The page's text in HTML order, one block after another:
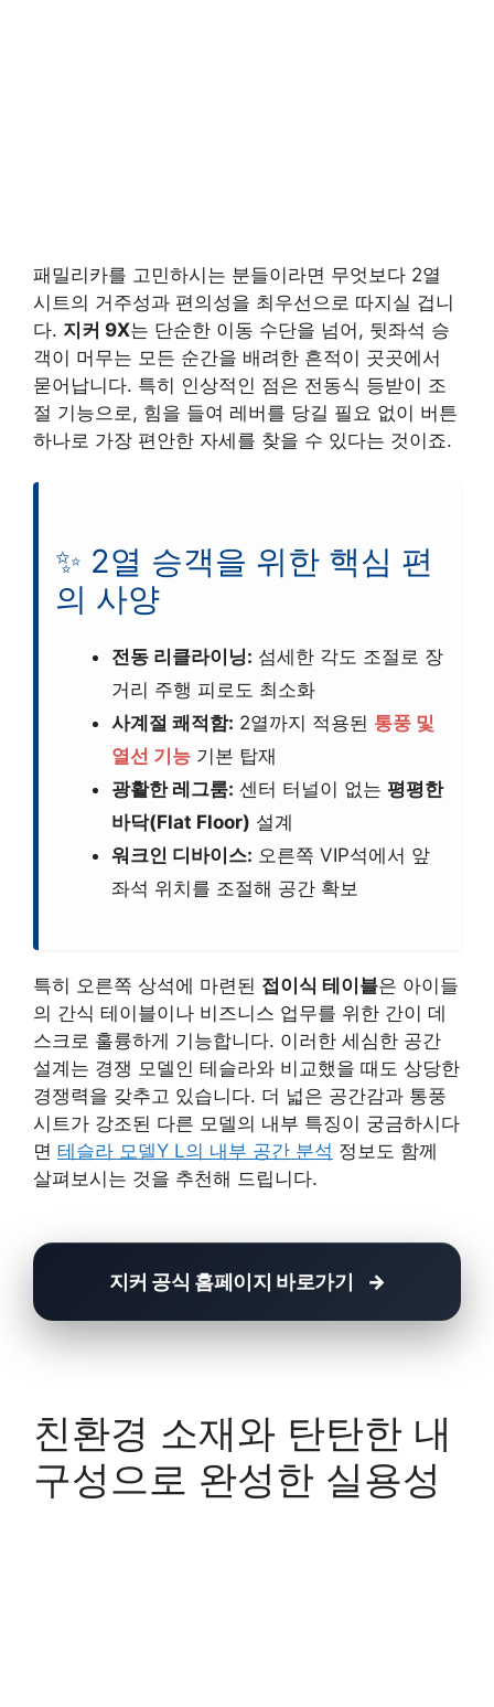
패밀리카를 고민하시는 분들이라면 무엇보다 2열
시트의 거주성과 편의성을 최우선으로 따지실 겁니
다. 지커 9X는 단순한 이동 수단을 넘어, 뒷좌석 승
객이 머무는 모든 순간을 배려한 흔적이 곳곳에서
묻어납니다. 특히 인상적인 점은 전동식 등받이 조
절 기능으로, 힘을 들여 레버를 당길 필요 없이 버튼
하나로 가장 편안한 자세를 찾을 수 있다는 것이죠.
✨ 2열 승객을 위한 핵심 편
의 사양
전동 리클라이닝: 섬세한 각도 조절로 장
거리 주행 피로도 최소화
사계절 쾌적함: 2열까지 적용된 통풍 및
열선 기능 기본 탑재
광활한 레그룸: 센터 터널이 없는 평평한
바닥(Flat Floor) 설계
워크인 디바이스: 오른쪽 VIP석에서 앞
좌석 위치를 조절해 공간 확보
특히 오른쪽 상석에 마련된 접이식 테이블은 아이들
의 간식 테이블이나 비즈니스 업무를 위한 간이 데
스크로 훌륭하게 기능합니다. 이러한 세심한 공간
설계는 경쟁 모델인 테슬라와 비교했을 때도 상당한
경쟁력을 갖추고 있습니다. 더 넓은 공간감과 통풍
시트가 강조된 다른 모델의 내부 특징이 궁금하시다
면 테슬라 모델Y L의 내부 공간 분석 정보도 함께
살펴보시는 것을 추천해 드립니다.
지커 공식 홈페이지 바로가기
친환경 소재와 탄탄한 내
구성으로 완성한 실용성